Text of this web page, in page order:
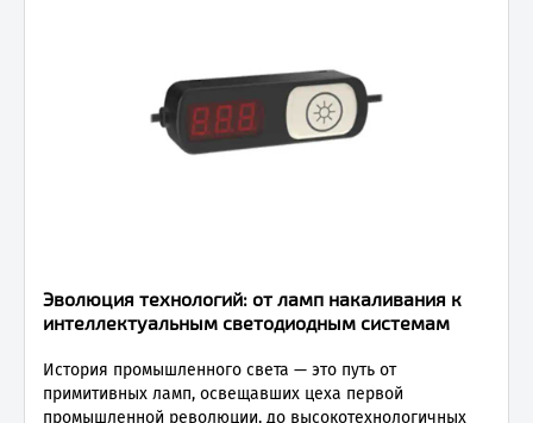
Эволюция технологий: от ламп накаливания к
интеллектуальным светодиодным системам
История промышленного света — это путь от
примитивных ламп, освещавших цеха первой
промышленной революции, до высокотехнологичных